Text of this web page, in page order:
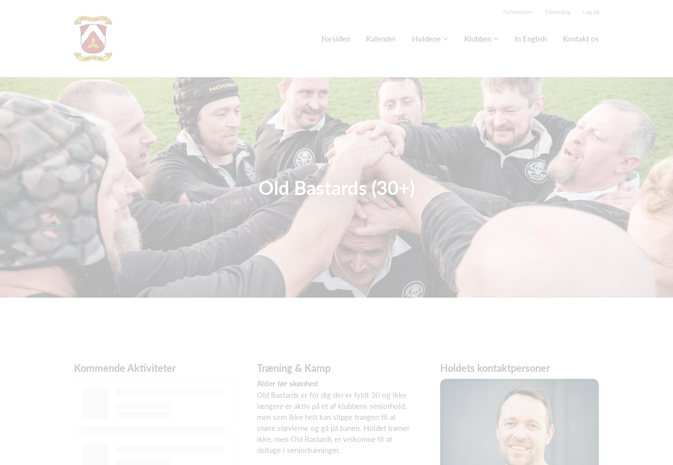
Nyhedsbrev Tilmelding Log på
Forsiden Kalender Holdene Klubben In English Kontakt os
Old Bastards (30+)
Kommende Aktiviteter Træning & Kamp
Alder før skønhed
Old Bastards er for dig der er fyldt 30 og ikke
længere er aktiv på et af klubbens seniorhold,
men som ikke helt kan slippe trangen til at
snøre støvlerne og gå på banen. Holdet træner
ikke, men Old Bastards er velkomne til at
deltage i seniortræninger.
Holdets kontaktpersoner